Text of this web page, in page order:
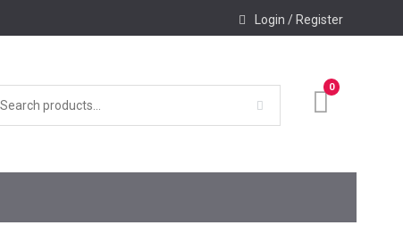
Login / Register
0